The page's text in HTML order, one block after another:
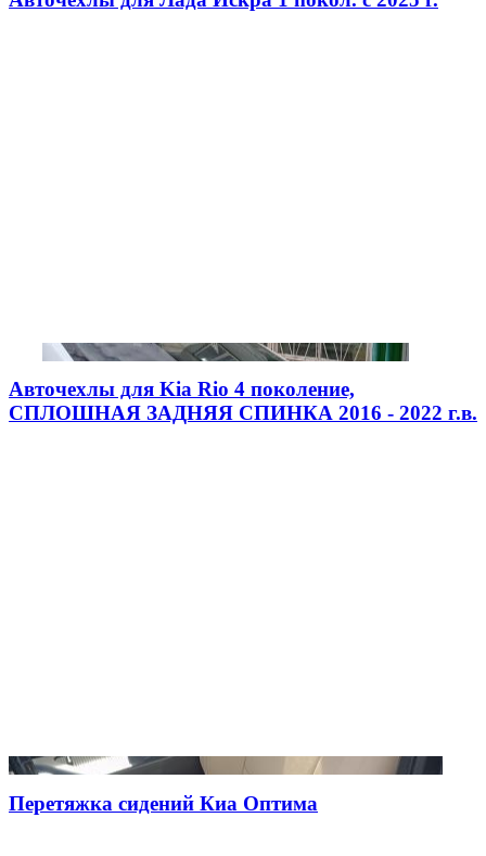
Авточехлы для Kia Rio 4 поколение,
СПЛОШНАЯ ЗАДНЯЯ СПИНКА 2016 - 2022 г.в.
Перетяжка сидений Киа Оптима